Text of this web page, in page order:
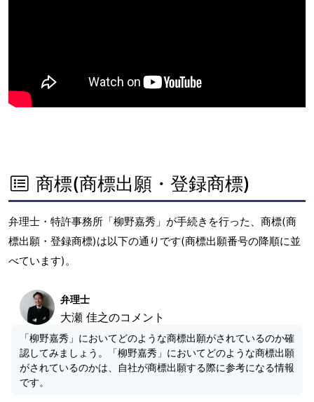
商標(商標出願・登録商標)
弁理士・特許事務所「柳野嘉秀」が手続きを行った、商標(商
標出願・登録商標)は以下の通りです(商標出願番号の降順に並
べています)。
弁理士
大瀬 佳之のコメント
「柳野嘉秀」においてどのような商標出願がされているのか確
認してみましょう。「柳野嘉秀」においてどのような商標出願
がされているのかは、自社が商標出願する際に参考になる情報
です。